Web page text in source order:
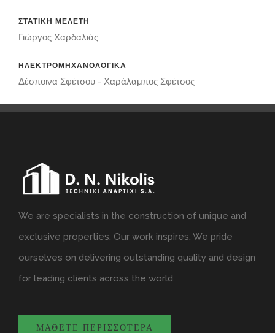
ΣΤΑΤΙΚΗ ΜΕΛΕΤΗ
Γιώργος Χαρδαλιάς
ΗΛΕΚΤΡΟΜΗΧΑΝΟΛΟΓΙΚΑ
Δέσποινα Σφέτσου - Χαράλαμπος Σφέτσος
We are specialists in the construction of unique and
exclusive properties. Our work inspires. We pride
ourselves on delivering outstanding quality and design
for leading clients across the world.
ΜΆΘΕΤΕ ΠΕΡΙΣΣΌΤΕΡΑ